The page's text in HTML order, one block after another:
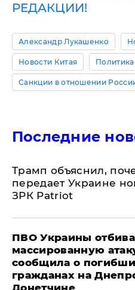
РЕДАКЦИИ!
Александр Лукашенко
Новости Китая Политика
Санкции в отношении
Последние
Трамп объяснил,
передает Украине
ЗРК Patriot
ПВО Украины
массированную
сообщила о
гражданах на
Донетчине